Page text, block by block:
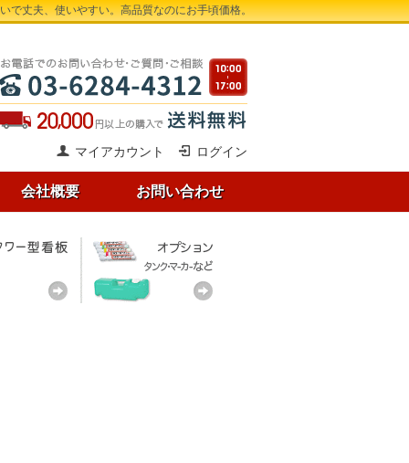
で丈夫、使いやすい。高品質なのにお手頃価格。
マイアカウント ログイン
会社概要 お問い合わせ